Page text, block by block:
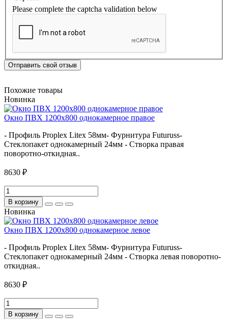
Please complete the captcha validation below
Отправить свой отзыв
Похожие товары
Новинка
Окно ПВХ 1200х800 однокамерное правое
- Профиль Proplex Litex 58мм- Фурнитура Futuruss-
Стеклопакет однокамерный 24мм - Створка правая
поворотно-откидная..
8630 ₽
В корзину
Новинка
Окно ПВХ 1200х800 однокамерное левое
- Профиль Proplex Litex 58мм- Фурнитура Futuruss-
Стеклопакет однокамерный 24мм - Створка левая поворотно-
откидная..
8630 ₽
В корзину